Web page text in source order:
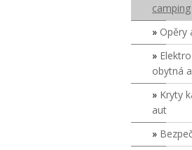
camping
Opěry
obytná
Kryty
aut